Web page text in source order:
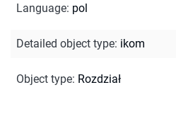
Language: pol
Detailed object type: ikom
Object type: Rozdział